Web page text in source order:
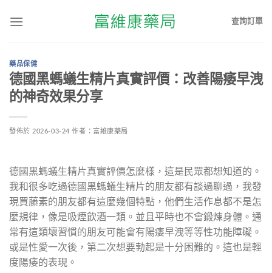
查詢訂單
藥品保健
德國黑螞蟻生精片真實評價：改善陽痿早洩
的神奇效果分享
發佈於 2026-03-24 作者： 富維康藥局
德國黑螞蟻生精片真實評價怎麼樣，這是民眾都想知道的。
我和很多吃過德國黑螞蟻生精片的朋友都有談過聊過，我發
現買藤素的朋友都有這麼幾個特點，他們生活作息都不是怎
麼規律，像是吸煙飲酒一類。並且平時也不會鍛煉身體。通
常有這類壞習慣的朋友可能會有陽痿早洩等等性功能障礙。
或是性愛一次後，第二次想要勃起是十分困難的。這也是輕
度陽痿的表現。